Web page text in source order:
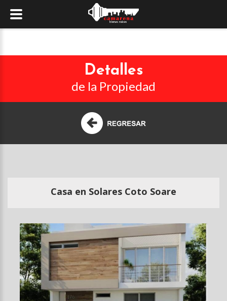
Detalles
de la Propiedad
Casa en Solares Coto Soare